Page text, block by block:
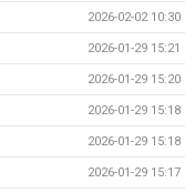
2026-02-02 10:30
2026-01-29 15:21
2026-01-29 15:20
2026-01-29 15:18
2026-01-29 15:18
2026-01-29 15:17